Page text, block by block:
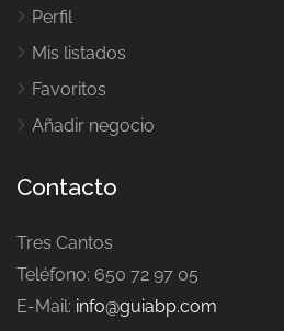
Perfil
Mis listados
Favoritos
Añadir negocio
Contacto
Tres Cantos
Teléfono: 650 72 97 05
E-Mail: info@guiabp.com